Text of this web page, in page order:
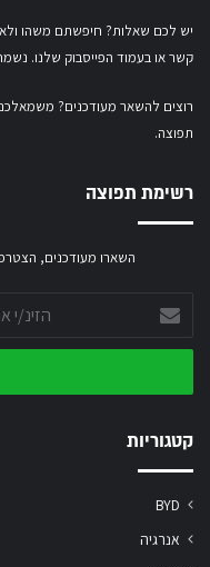
יש לכם שאלות? חיפשתם משהו
קשראובעמוד הפייסבוק שלנו.
רוצים להשאר מעודכנים?
תפוצה.
רשימת תפוצה
השארו מעודכנים,
את
כתובת
שלך
קטגוריות
BYD
אנרגיה